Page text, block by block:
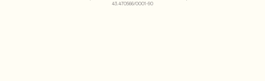
43.470566/0001-90